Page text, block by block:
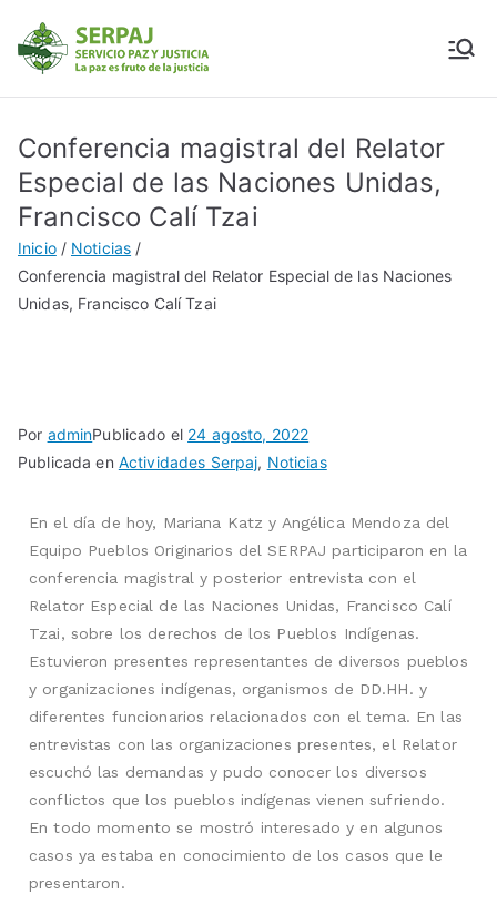
Conferencia magistral del Relator
Especial de las Naciones Unidas,
Francisco Calí Tzai
Inicio
Noticias
Conferencia magistral del Relator Especial de las Naciones
Unidas, Francisco Calí Tzai
Por adminPublicado el 24 agosto, 2022
Publicada en Actividades Serpaj, Noticias
En el día de hoy, Mariana Katz y Angélica Mendoza del
Equipo Pueblos Originarios del SERPAJ participaron en la
conferencia magistral y posterior entrevista con el
Relator Especial de las Naciones Unidas, Francisco Calí
Tzai, sobre los derechos de los Pueblos Indígenas.
Estuvieron presentes representantes de diversos pueblos
y organizaciones indígenas, organismos de DD.HH. y
diferentes funcionarios relacionados con el tema. En las
entrevistas con las organizaciones presentes, el Relator
escuchó las demandas y pudo conocer los diversos
conflictos que los pueblos indígenas vienen sufriendo.
En todo momento se mostró interesado y en algunos
casos ya estaba en conocimiento de los casos que le
presentaron.